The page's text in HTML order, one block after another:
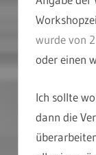
wurde von
oder einen
Ich sollte
dann die